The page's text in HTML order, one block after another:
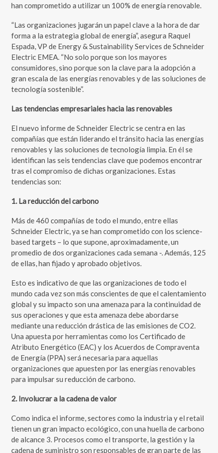
han comprometido a utilizar un 100% de energía renovable.
“Las organizaciones jugarán un papel clave a la hora de dar
forma a la estrategia global de energía”, asegura Raquel
Espada, VP de Energy & Sustainability Services de Schneider
Electric EMEA. “No solo porque son los mayores
consumidores, sino porque son la clave para la adopción a
gran escala de las energías renovables y de las soluciones de
tecnología sostenible”.
Las tendencias empresariales hacia las renovables
El nuevo informe de Schneider Electric se centra en las
compañías que están liderando el tránsito hacia las energías
renovables y las soluciones de tecnología limpia. En él se
identifican las seis tendencias clave que podemos encontrar
tras el compromiso de dichas organizaciones. Estas
tendencias son:
1. La reducción del carbono
Más de 460 compañías de todo el mundo, entre ellas
Schneider Electric, ya se han comprometido con los science-
based targets – lo que supone, aproximadamente, un
promedio de dos organizaciones cada semana -. Además, 125
de ellas, han fijado y aprobado objetivos.
Esto es indicativo de que las organizaciones de todo el
mundo cada vez son más conscientes de que el calentamiento
global y su impacto son una amenaza para la continuidad de
sus operaciones y que esta amenaza debe abordarse
mediante una reducción drástica de las emisiones de CO2.
Una apuesta por herramientas como los Certificado de
Atributo Energético (EAC) y los Acuerdos de Compraventa
de Energía (PPA) será necesaria para aquellas
organizaciones que apuesten por las energías renovables
para impulsar su reducción de carbono.
2. Involucrar a la cadena de valor
Como indica el informe, sectores como la industria y el retail
tienen un gran impacto ecológico, con una huella de carbono
de alcance 3. Procesos como el transporte, la gestión y la
cadena de suministro son responsables de gran parte de las